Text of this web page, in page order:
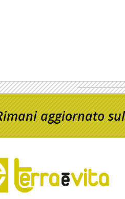
aggiornato